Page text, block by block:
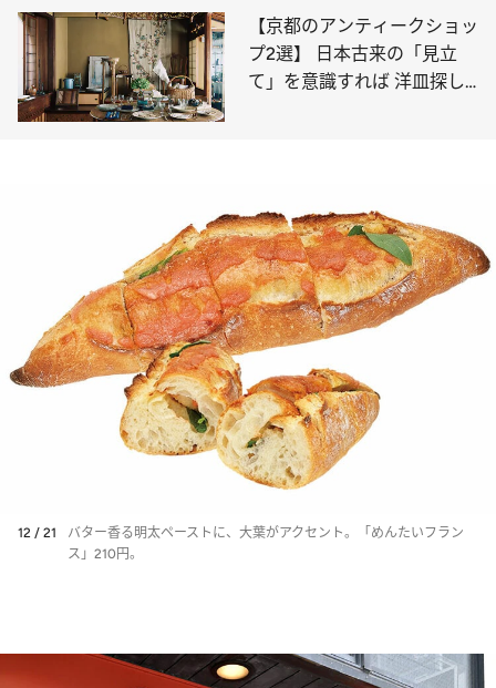
【京都のアンティークショッ
プ2選】 日本古来の「見立
て」を意識すれば 洋皿探し
12 / 21
バター香る明太ペーストに、大葉がアクセント。「めんたいフラン
ス」210円。